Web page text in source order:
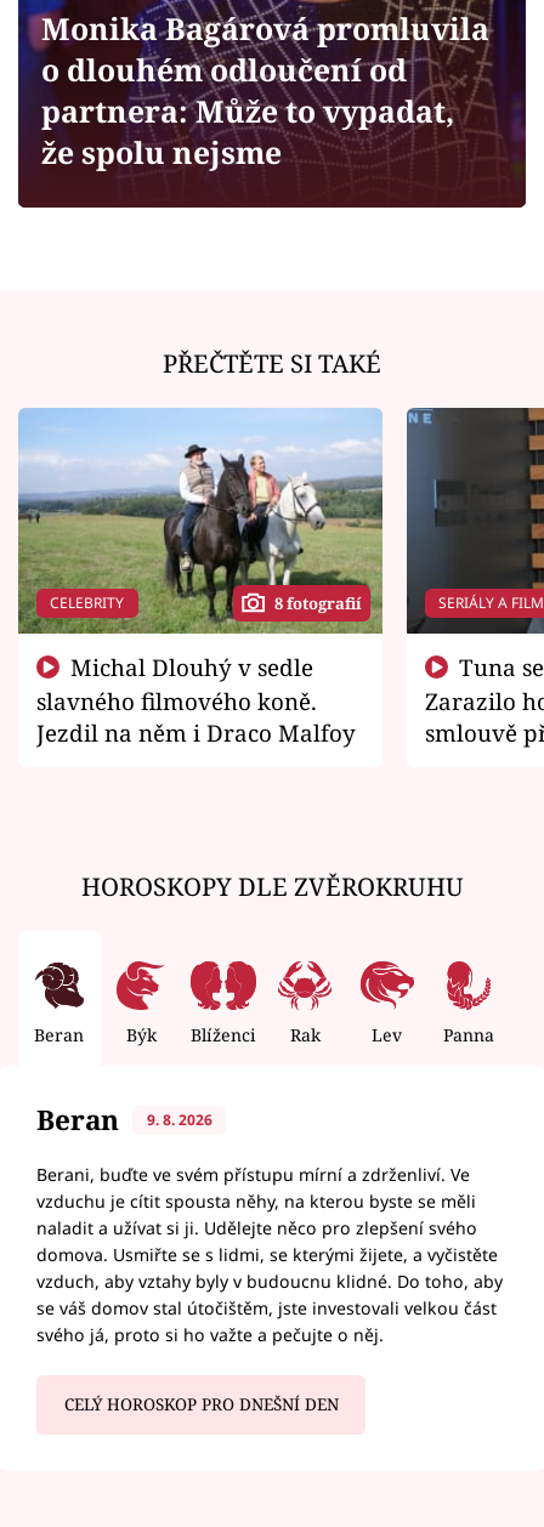
Sledujte prima+
Filmový festival Karlovy Vary
Sledujte nás
Monika Bagárová promluvila
o dlouhém odloučení od
partnera: Může to vypadat,
že spolu nejsme
PŘEČTĚTE SI TAKÉ
CELEBRITY 8 fotografií
slavného filmového koně.
Jezdil na něm i Draco Malfoy
SERIÁLY A
Zarazilo
smlouvě
HOROSKOPY DLE ZVĚROKRUHU
Beran Býk Blíženci Rak Lev Panna
Beran 9. 8. 2026
Berani, buďte ve svém přístupu mírní a zdrženliví. Ve
vzduchu je cítit spousta něhy, na kterou byste se měli
naladit a užívat si ji. Udělejte něco pro zlepšení svého
domova. Usmiřte se s lidmi, se kterými žijete, a vyčistěte
vzduch, aby vztahy byly v budoucnu klidné. Do toho, aby
se váš domov stal útočištěm, jste investovali velkou část
svého já, proto si ho važte a pečujte o něj.
CELÝ HOROSKOP PRO DNEŠNÍ DEN